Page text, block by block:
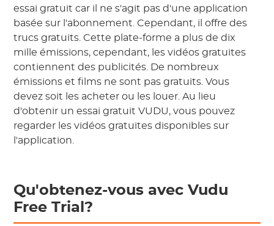
essai gratuit car il ne s'agit pas d'une application
basée sur l'abonnement. Cependant, il offre des
trucs gratuits. Cette plate-forme a plus de dix
mille émissions, cependant, les vidéos gratuites
contiennent des publicités. De nombreux
émissions et films ne sont pas gratuits. Vous
devez soit les acheter ou les louer. Au lieu
d'obtenir un essai gratuit VUDU, vous pouvez
regarder les vidéos gratuites disponibles sur
l'application.
Qu'obtenez-vous avec Vudu
Free Trial?